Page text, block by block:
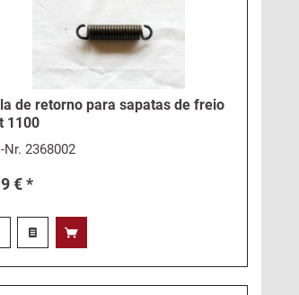
de retorno para sapatas de freio
1100
Nr. 2368002
€ *